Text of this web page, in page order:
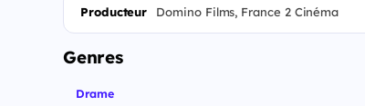
Producteur Domino Films, France 2 Cinéma
Genres
Drame